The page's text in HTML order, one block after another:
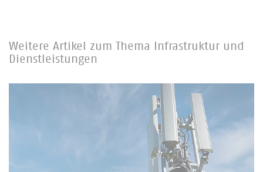
Weitere Artikel zum Thema Infrastruktur und
Dienstleistungen